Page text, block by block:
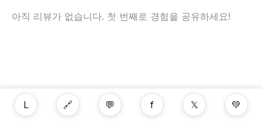
아직 리뷰가 없습니다. 첫 번째로 경험을 공유하세요!
L 🔗 💬 f 𝕏 💚